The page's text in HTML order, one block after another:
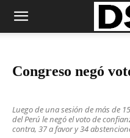
Congreso negó
Luego de una sesión de más de
del Perú le negó el voto de
contra, 37 a favor y 34